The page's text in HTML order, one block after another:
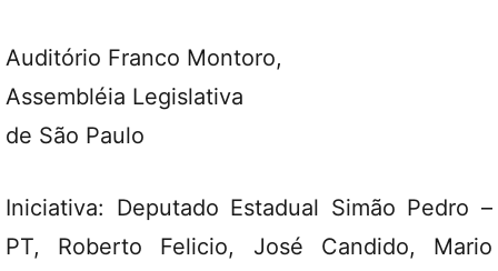
Auditório Franco Montoro,
Assembléia Legislativa
de São Paulo
Iniciativa: Deputado Estadual Simão Pedro –
PT, Roberto Felicio, José Candido, Mario